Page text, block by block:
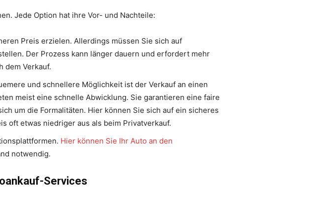
Jede Option hat ihre Vor- und Nachteile:
Preis erzielen. Allerdings müssen Sie sich auf
Der Prozess kann länger dauern und erfordert mehr
dem Verkauf.
und schnellere Möglichkeit ist der Verkauf an einen
meist eine schnelle Abwicklung. Sie garantieren eine faire
um die Formalitäten. Hier können Sie sich auf ein sicheres
oft etwas niedriger aus als beim Privatverkauf.
Hier können Sie Ihr Auto an den
notwendig.
Services